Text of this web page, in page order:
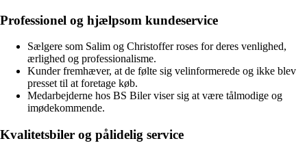
Professionel og hjælpsom kundeservice
Sælgere som Salim og Christoffer roses for deres venlighed,
ærlighed og professionalisme.
Kunder fremhæver, at de følte sig velinformerede og ikke blev
presset til at foretage køb.
Medarbejderne hos BS Biler viser sig at være tålmodige og
imødekommende.
Kvalitetsbiler og pålidelig service